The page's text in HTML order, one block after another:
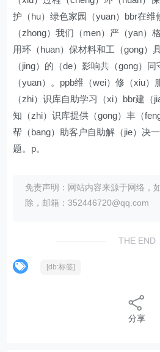
护（hu）绿色家园（yuan）bbr在维
（zhong）我们（men）严（yan）
用环（huan）保材料和工（gong）
（jing）的（de）影响共（gong）
（yuan）。ppb维（wei）修（xiu
（zhi）识库自助学习（xi）bbr建（
知（zhi）识库提供（gong）丰（
帮（bang）助客户自助解（jie）决
题。p。
免责声明：网站内容来源于网络，
除，邮箱：352446720@qq.com
THE END
[db:标签]
分享